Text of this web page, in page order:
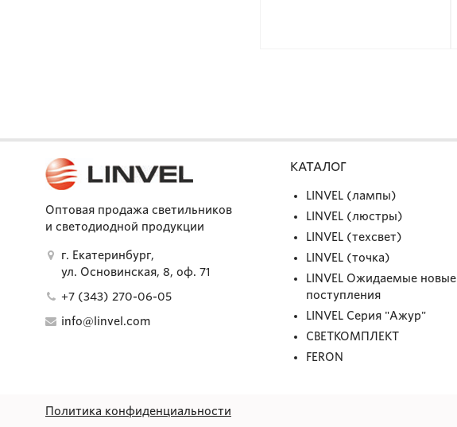
Оптовая продажа светильников
и светодиодной продукции
г. Екатеринбург,
ул. Основинская, 8, оф. 71
+7 (343) 270-06-05
info@linvel.com
КАТАЛОГ
LINVEL (лампы)
LINVEL (люстры)
LINVEL (техсвет)
LINVEL (точка)
LINVEL Ожидаемые новые
поступления
LINVEL Серия "Ажур"
СВЕТКОМПЛЕКТ
FERON
Политика конфиденциальности